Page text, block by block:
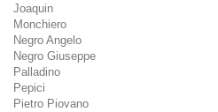
Joaquin
Monchiero
Negro Angelo
Negro Giuseppe
Palladino
Pepici
Pietro Piovano